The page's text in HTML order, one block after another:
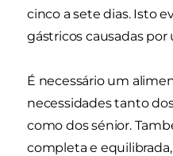
cinco a sete dias. Isto
gástricos causadas
É necessário um
necessidades tanto
como dos sénior.
completa e